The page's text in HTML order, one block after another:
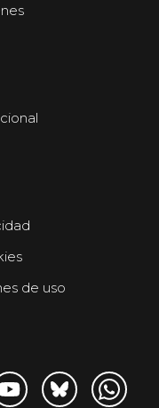
de uso